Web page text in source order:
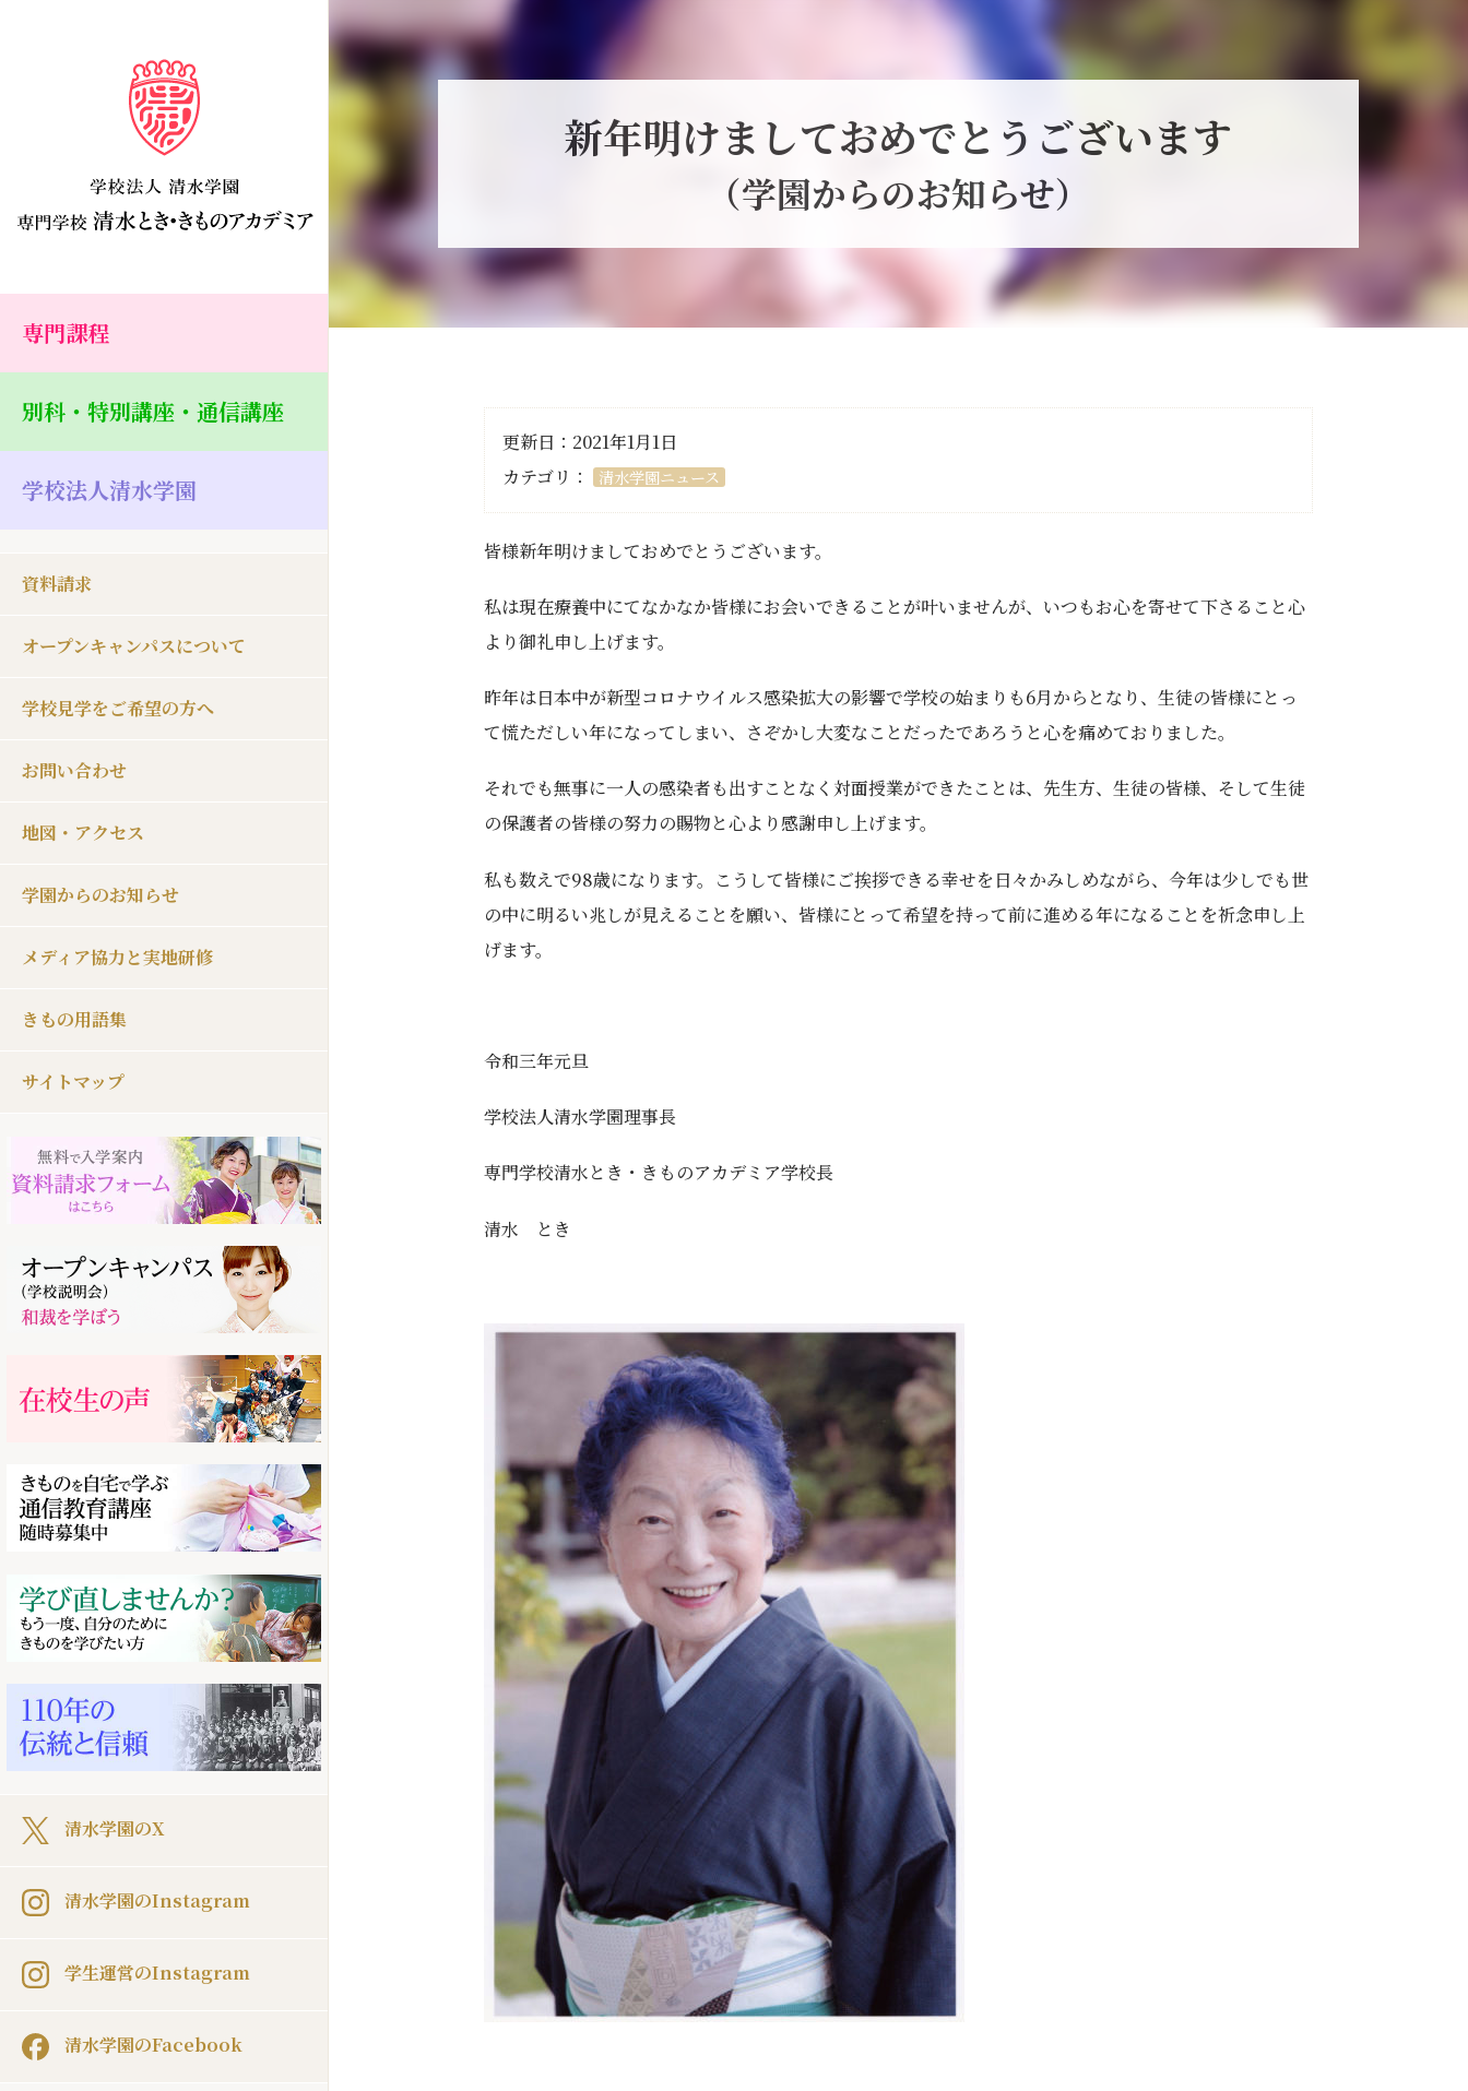
専門課程
別科・特別講座・通信講座
学校法人清水学園
資料請求
オープンキャンパスについて
学校見学をご希望の方へ
お問い合わせ
地図・アクセス
学園からのお知らせ
メディア協力と実地研修
きもの用語集
サイトマップ
清水学園のX
清水学園のInstagram
学生運営のInstagram
清水学園のFacebook
新年明けましておめでとうございます
（学園からのお知らせ）
更新日：2021年1月1日
カテゴリ：
清水学園ニュース
皆様新年明けましておめでとうございます。
私は現在療養中にてなかなか皆様にお会いできることが叶いませんが、いつもお心を寄せて下さること心
より御礼申し上げます。
昨年は日本中が新型コロナウイルス感染拡大の影響で学校の始まりも6月からとなり、生徒の皆様にとっ
て慌ただしい年になってしまい、さぞかし大変なことだったであろうと心を痛めておりました。
それでも無事に一人の感染者も出すことなく対面授業ができたことは、先生方、生徒の皆様、そして生徒
の保護者の皆様の努力の賜物と心より感謝申し上げます。
私も数えで98歳になります。こうして皆様にご挨拶できる幸せを日々かみしめながら、今年は少しでも世
の中に明るい兆しが見えることを願い、皆様にとって希望を持って前に進める年になることを祈念申し上
げます。
令和三年元旦
学校法人清水学園理事長
専門学校清水とき・きものアカデミア学校長
清水 とき